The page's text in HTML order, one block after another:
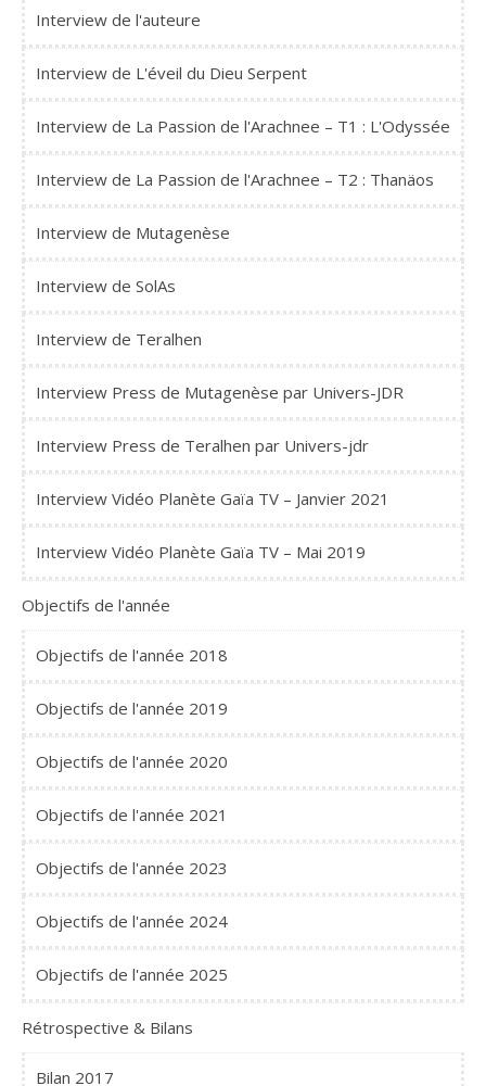
Interview de l'auteure
Interview de L'éveil du Dieu Serpent
Interview de La Passion de l'Arachnee – T1 : L'Odyssée
Interview de La Passion de l'Arachnee – T2 : Thanäos
Interview de Mutagenèse
Interview de SolAs
Interview de Teralhen
Interview Press de Mutagenèse par Univers-JDR
Interview Press de Teralhen par Univers-jdr
Interview Vidéo Planète Gaïa TV – Janvier 2021
Interview Vidéo Planète Gaïa TV – Mai 2019
Objectifs de l'année
Objectifs de l'année 2018
Objectifs de l'année 2019
Objectifs de l'année 2020
Objectifs de l'année 2021
Objectifs de l'année 2023
Objectifs de l'année 2024
Objectifs de l'année 2025
Rétrospective & Bilans
Bilan 2017